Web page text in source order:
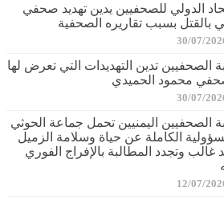
الدولي للصحفيين يدين تهديد صحفي
بالقتل بسبب تقاريره الصحفية
30/07/
الصحفيين تدين التهديدات التي تعرض لها
محمود الحميدي
30/07/
الصحفيين اليمنيين تحمل جماعة الحوثي
الكاملة عن حياة وسلامة الزميل
غالب وتجدد المطالبة بالإفراج الفوري
12/07/